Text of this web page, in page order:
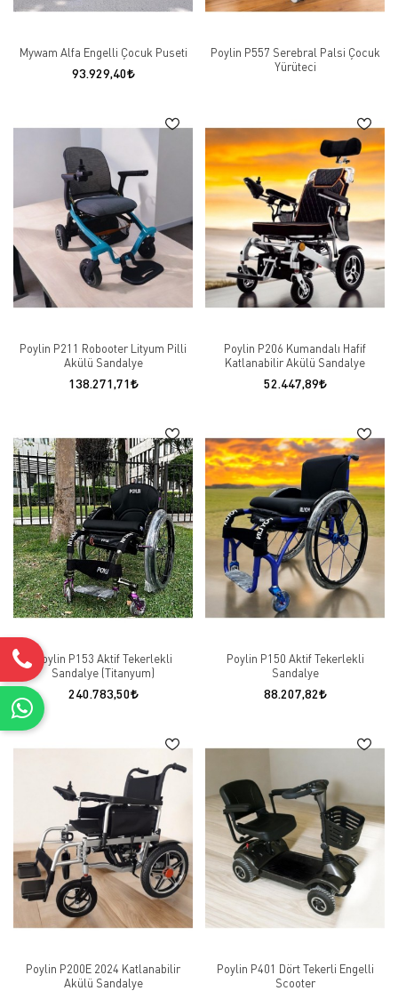
Mywam Alfa Engelli Çocuk Puseti
93.929,40
Poylin P557 Serebral Palsi Çocuk
Yürüteci
Poylin P211 Robooter Lityum Pilli
Akülü Sandalye
138.271,71
Poylin P206 Kumandalı Hafif
Katlanabilir Akülü Sandalye
52.447,89
Poylin P153 Aktif Tekerlekli
Sandalye (Titanyum)
240.783,50
Poylin P150 Aktif Tekerlekli
Sandalye
88.207,82
Poylin P200E 2024 Katlanabilir
Akülü Sandalye
Poylin P401 Dört Tekerli Engelli
Scooter